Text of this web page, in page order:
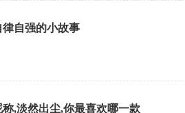
自强的小故事
,淡然出尘,你最喜欢哪一款